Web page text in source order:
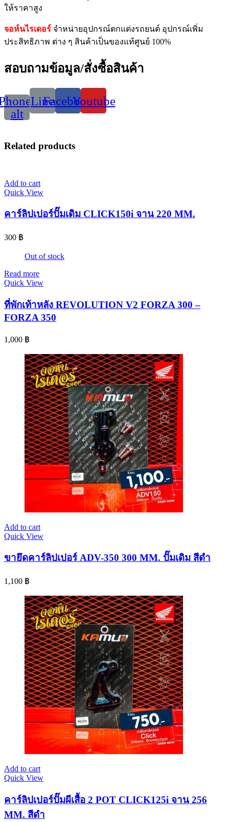
ให้ราคาสูง
จอห์นไรเดอร์ จำหน่ายอุปกรณ์ตกแต่งรถยนต์ อุปกรณ์เพิ่ม
ประสิทธิภาพ ต่าง ๆ สินค้าเป็นของแท้ศูนย์ 100%
สอบถามข้อมูล/สั่งซื้อสินค้า
alt
LineFacebookYoutube
Related products
Add to cart
Quick View
คาร์ลิปเปอร์ปั๊มเดิม CLICK150i จาน 220 MM.
300 ฿
Out of stock
Read more
Quick View
ที่พักเท้าหลัง REVOLUTION V2 FORZA 300 –
FORZA 350
1,000 ฿
Add to cart
Quick View
ขายึดคาร์ลิปเปอร์ ADV-350 300 MM. ปั๊มเดิม สีดำ
1,100 ฿
Add to cart
Quick View
คาร์ลิปเปอร์ปั๊มผีเสื้อ 2 POT CLICK125i จาน 256
MM. สีดำ